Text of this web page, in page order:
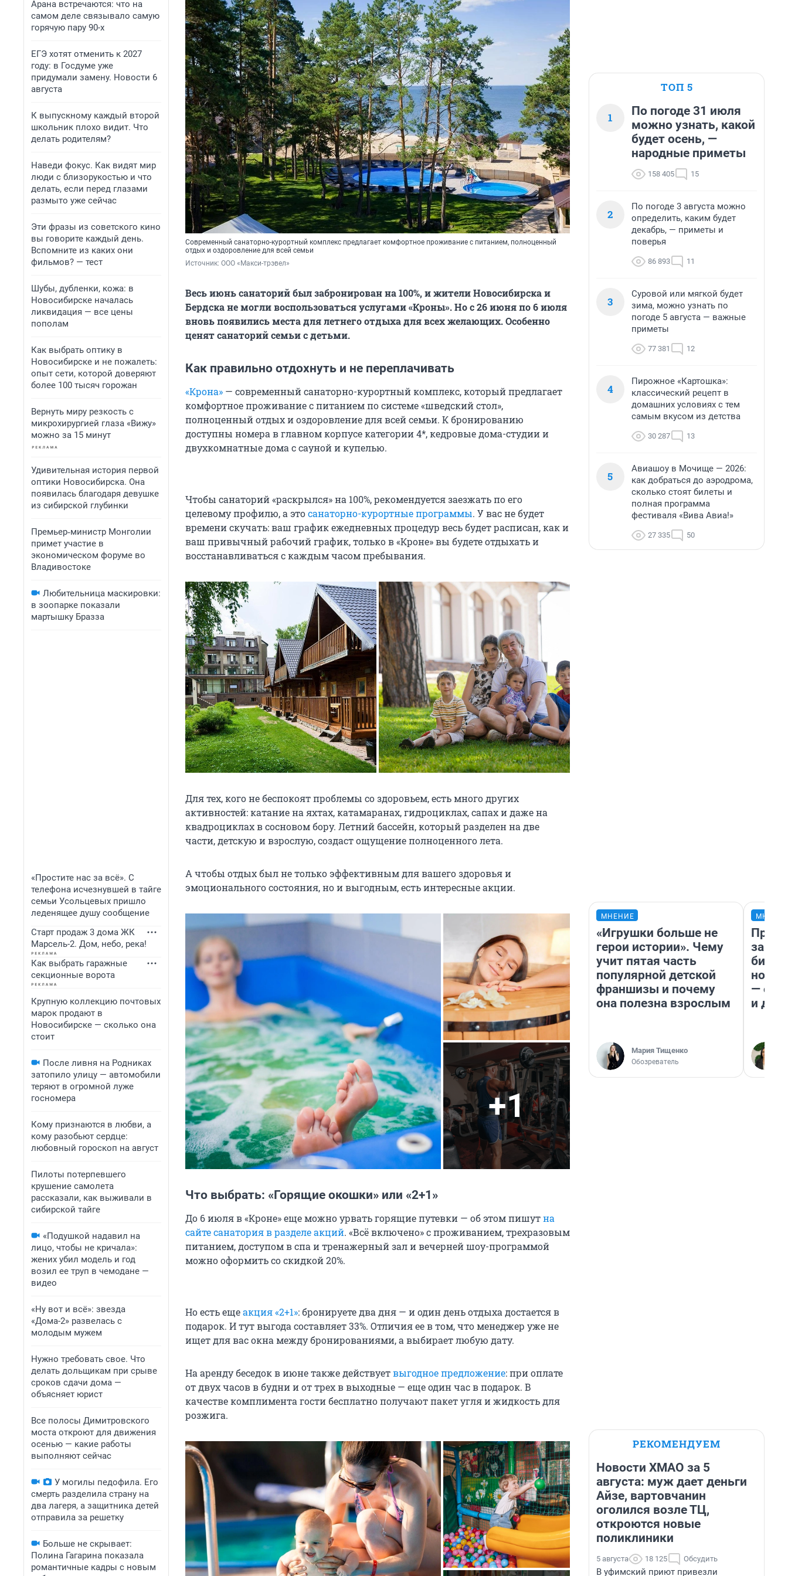
Арана встречаются: что на
самом деле связывало самую
горячую пару 90-х
ЕГЭ хотят отменить к 2027
году: в Госдуме уже
придумали замену. Новости 6
августа
К выпускному каждый второй
школьник плохо видит. Что
делать родителям?
Наведи фокус. Как видят мир
люди с близорукостью и что
делать, если перед глазами
размыто уже сейчас
Эти фразы из советского кино
вы говорите каждый день.
Вспомните из каких они
фильмов? — тест
Шубы, дубленки, кожа: в
Новосибирске началась
ликвидация — все цены
пополам
Как выбрать оптику в
Новосибирске и не пожалеть:
опыт сети, которой доверяют
более 100 тысяч горожан
Вернуть миру резкость с
микрохирургией глаза «Вижу»
можно за 15 минут
Удивительная история первой
оптики Новосибирска. Она
появилась благодаря девушке
из сибирской глубинки
Премьер‑министр Монголии
примет участие в
экономическом форуме во
Владивостоке
Любительница маскировки:
в зоопарке показали
мартышку Бразза
«Простите нас за всё». С
телефона исчезнувшей в тайге
семьи Усольцевых пришло
леденящее душу сообщение
Старт продаж 3 дома ЖК
Марсель-2. Дом, небо, река!
Как выбрать гаражные
секционные ворота
Крупную коллекцию почтовых
марок продают в
Новосибирске — сколько она
стоит
После ливня на Родниках
затопило улицу — автомобили
теряют в огромной луже
госномера
Кому признаются в любви, а
кому разобьют сердце:
любовный гороскоп на август
Пилоты потерпевшего
крушение самолета
рассказали, как выживали в
сибирской тайге
«Подушкой надавил на
лицо, чтобы не кричала»:
жених убил модель и год
возил ее труп в чемодане —
видео
«Ну вот и всё»: звезда
«Дома-2» развелась с
молодым мужем
Нужно требовать свое. Что
делать дольщикам при срыве
сроков сдачи дома —
объясняет юрист
Все полосы Димитровского
моста откроют для движения
осенью — какие работы
выполняют сейчас
У могилы педофила. Его
смерть разделила страну на
два лагеря, а защитника детей
отправила за решетку
Больше не скрывает:
Полина Гагарина показала
романтичные кадры с новым
Современный санаторно-курортный комплекс предлагает комфортное проживание с питанием, полноценный
отдых и оздоровление для всей семьи
Источник: ООО «Макси-трэвел»
Весь июнь санаторий был забронирован на 100%, и жители Новосибирска и
Бердска не могли воспользоваться услугами «Кроны». Но с 26 июня по 6 июля
вновь появились места для летнего отдыха для всех желающих. Особенно
ценят санаторий семьи с детьми.
Как правильно отдохнуть и не переплачивать
«Крона» — современный санаторно-курортный комплекс, который предлагает
комфортное проживание с питанием по системе «шведский стол»,
полноценный отдых и оздоровление для всей семьи. К бронированию
доступны номера в главном корпусе категории 4*, кедровые дома-студии и
двухкомнатные дома с сауной и купелью.
Чтобы санаторий «раскрылся» на 100%, рекомендуется заезжать по его
целевому профилю, а этосанаторно-курортные программы. У вас не будет
времени скучать: ваш график ежедневных процедур весь будет расписан, как и
ваш привычный рабочий график, только в «Кроне» вы будете отдыхать и
восстанавливаться с каждым часом пребывания.
Для тех, кого не беспокоят проблемы со здоровьем, есть много других
активностей: катание на яхтах, катамаранах, гидроциклах, сапах и даже на
квадроциклах в сосновом бору. Летний бассейн, который разделен на две
части, детскую и взрослую, создаст ощущение полноценного лета.
А чтобы отдых был не только эффективным для вашего здоровья и
эмоционального состояния, но и выгодным, есть интересные акции.
+1
Что выбрать: «Горящие окошки» или «2+1»
До 6 июля в «Кроне» еще можно урвать горящие путевки — об этом пишутна
сайте санатория в разделе акций. «Всё включено» с проживанием, трехразовым
питанием, доступом в спа и тренажерный зал и вечерней шоу-программой
можно оформить со скидкой 20%.
Но есть ещеакция «2+1»: бронируете два дня — и один день отдыха достается в
подарок. И тут выгода составляет 33%. Отличия ее в том, что менеджер уже не
ищет для вас окна между бронированиями, а выбирает любую дату.
На аренду беседок в июне также действуетвыгодное предложение: при оплате
от двух часов в будни и от трех в выходные — еще один час в подарок. В
качестве комплимента гости бесплатно получают пакет угля и жидкость для
розжига.
ТОП 5
1
По погоде 31 июля
можно узнать, какой
будет осень, —
народные приметы
158 405 15
2
По погоде 3 августа можно
определить, каким будет
декабрь, — приметы и
поверья
86 893 11
3
Суровой или мягкой будет
зима, можно узнать по
погоде 5 августа — важные
приметы
77 381 12
4
Пирожное «Картошка»:
классический рецепт в
домашних условиях с тем
самым вкусом из детства
30 287 13
5
Авиашоу в Мочище — 2026:
как добраться до аэродрома,
сколько стоят билеты и
полная программа
фестиваля «Вива Авиа!»
27 335 50
МНЕНИЕ
«Игрушки больше не
герои истории». Чему
учит пятая часть
популярной детской
франшизы и почему
она полезна взрослым
Мария Тищенко
Обозреватель
— он
и
РЕКОМЕНДУЕМ
Новости ХМАО за 5
августа: муж дает деньги
Айзе, вартовчанин
оголился возле ТЦ,
откроются новые
поликлиники
5 августа 18 125 Обсудить
В уфимский приют привезли